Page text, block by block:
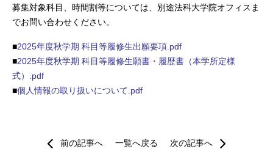
募集対象科目、時間割等については、別途法科大学院オフィスま
でお問い合わせください。
■2025年度秋学期 科目等履修生出願要項.pdf
■2025年度秋学期 科目等履修生願書・履歴書（本学所定様
式）.pdf
■個人情報の取り扱いについて.pdf
前の記事へ 一覧へ戻る 次の記事へ